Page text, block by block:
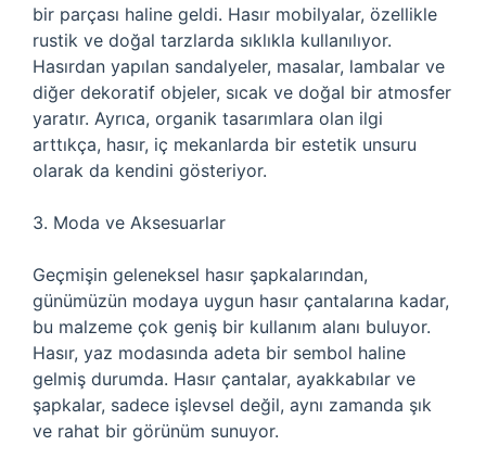
bir parçası haline geldi. Hasır mobilyalar, özellikle
rustik ve doğal tarzlarda sıklıkla kullanılıyor.
Hasırdan yapılan sandalyeler, masalar, lambalar ve
diğer dekoratif objeler, sıcak ve doğal bir atmosfer
yaratır. Ayrıca, organik tasarımlara olan ilgi
arttıkça, hasır, iç mekanlarda bir estetik unsuru
olarak da kendini gösteriyor.
3. Moda ve Aksesuarlar
Geçmişin geleneksel hasır şapkalarından,
günümüzün modaya uygun hasır çantalarına kadar,
bu malzeme çok geniş bir kullanım alanı buluyor.
Hasır, yaz modasında adeta bir sembol haline
gelmiş durumda. Hasır çantalar, ayakkabılar ve
şapkalar, sadece işlevsel değil, aynı zamanda şık
ve rahat bir görünüm sunuyor.